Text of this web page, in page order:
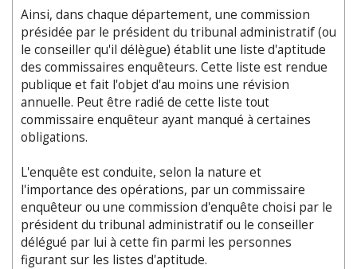
Ainsi, dans chaque département, une commission
présidée par le président du tribunal administratif (ou
le conseiller qu'il délègue) établit une liste d'aptitude
des commissaires enquêteurs. Cette liste est rendue
publique et fait l'objet d'au moins une révision
annuelle. Peut être radié de cette liste tout
commissaire enquêteur ayant manqué à certaines
obligations.
L'enquête est conduite, selon la nature et
l'importance des opérations, par un commissaire
enquêteur ou une commission d'enquête choisi par le
président du tribunal administratif ou le conseiller
délégué par lui à cette fin parmi les personnes
figurant sur les listes d'aptitude.